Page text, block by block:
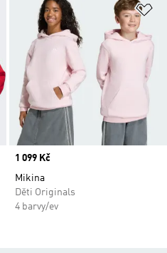
Přidat do seznamu přání
Price
1 099 Kč
Mikina
Děti Originals
4 barvy/ev